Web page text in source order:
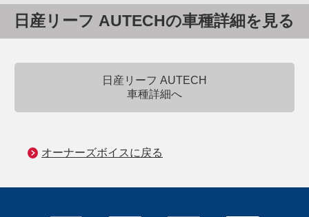
日産リーフ AUTECHの車種詳細を見る
日産リーフ AUTECH
車種詳細へ
オーナーズボイスに戻る